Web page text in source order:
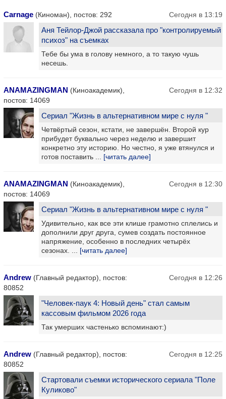
Carnage (Киноман), постов: 292 Сегодня в 13:19
Аня Тейлор-Джой рассказала про "контролируемый
психоз" на съемках
Тебе бы ума в голову немного, а то такую чушь
несешь.
ANAMAZINGMAN (Киноакадемик),
постов: 14069
Сегодня в 12:32
Сериал "Жизнь в альтернативном мире с нуля "
Четвёртый сезон, кстати, не завершён. Второй кур
прибудет буквально через неделю и завершит
конкретно эту историю. Но честно, я уже втянулся и
готов поставить ... [читать далее]
ANAMAZINGMAN (Киноакадемик),
постов: 14069
Сегодня в 12:30
Сериал "Жизнь в альтернативном мире с нуля "
Удивительно, как все эти клише грамотно сплелись и
дополнили друг друга, сумев создать постоянное
напряжение, особенно в последних четырёх
сезонах. ... [читать далее]
Andrew (Главный редактор), постов:
80852
Сегодня в 12:26
"Человек-паук 4: Новый день" стал самым
кассовым фильмом 2026 года
Так умерших частенько вспоминают:)
Andrew (Главный редактор), постов:
80852
Сегодня в 12:25
Стартовали съемки исторического сериала "Поле
Куликово"